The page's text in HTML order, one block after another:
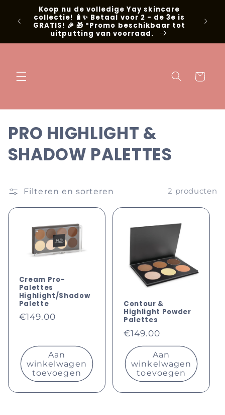
Meteen naar
de content
Koop nu de volledige Yay skincare
collectie! 🧴✨ Betaal voor 2 - de 3e is
GRATIS! 🎉 🎁 *Promo beschikbaar tot
uitputting van voorraad.
C
o
l
e
PRO HIGHLIGHT &
SHADOW PALETTES
Filteren en sorteren 2 producten
Cream Pro-
Palettes
Highlight/Shadow
Palette
Normale
€149.00
Aan
winkelwagen
toevoegen
Contour &
Highlight Powder
Palettes
Normale
prijs
€149.00
Aan
winkelwagen
toevoegen